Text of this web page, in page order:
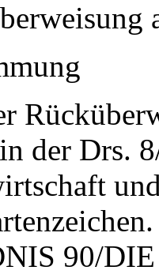
der Drs.
90/